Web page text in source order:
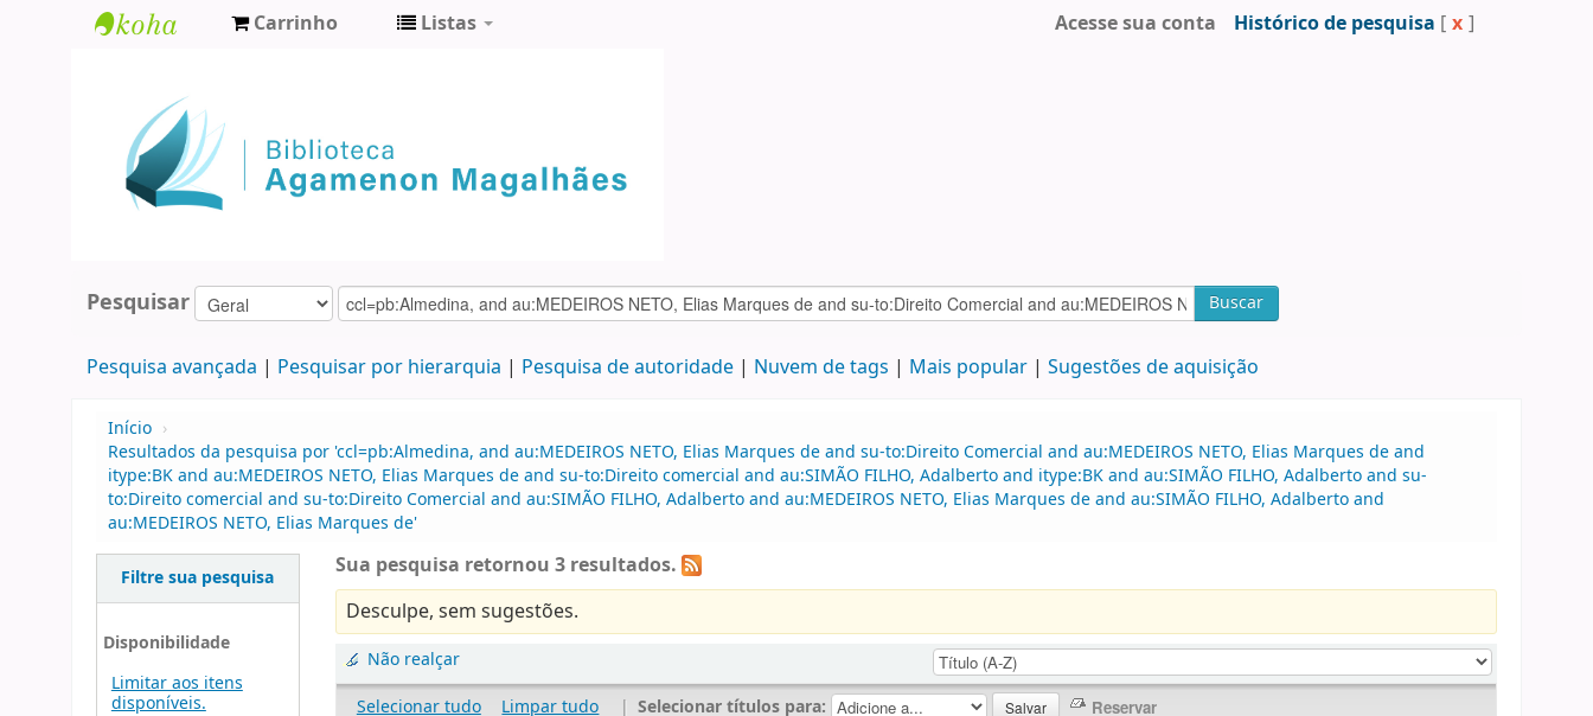
Agamenon
Magalhães
Carrinho Listas Acesse sua conta Histórico de pesquisa [ x ]
Pesquisar Buscar
Pesquisa avançada Pesquisar por hierarquia Pesquisa de autoridade Nuvem de tags Mais popular Sugestões de aquisição
Início ›
Resultados da pesquisa por 'ccl=pb:Almedina, and au:MEDEIROS NETO, Elias Marques de and su-to:Direito Comercial and au:MEDEIROS NETO, Elias Marques de and
itype:BK and au:MEDEIROS NETO, Elias Marques de and su-to:Direito comercial and au:SIMÃO FILHO, Adalberto and itype:BK and au:SIMÃO FILHO, Adalberto and su-
to:Direito comercial and su-to:Direito Comercial and au:SIMÃO FILHO, Adalberto and au:MEDEIROS NETO, Elias Marques de and au:SIMÃO FILHO, Adalberto and
au:MEDEIROS NETO, Elias Marques de'
Filtre sua pesquisa
Disponibilidade
Limitar aos itens
disponíveis.
Sua pesquisa retornou 3 resultados.
Desculpe, sem sugestões.
Não realçar
Selecionar tudo
Limpar tudo | Selecionar títulos para: